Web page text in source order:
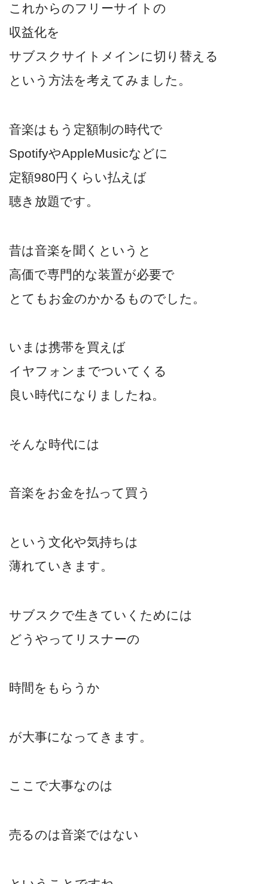
これからのフリーサイトの
収益化を
サブスクサイトメインに切り替える
という方法を考えてみました。
音楽はもう定額制の時代で
SpotifyやAppleMusicなどに
定額980円くらい払えば
聴き放題です。
昔は音楽を聞くというと
高価で専門的な装置が必要で
とてもお金のかかるものでした。
いまは携帯を買えば
イヤフォンまでついてくる
良い時代になりましたね。
そんな時代には
音楽をお金を払って買う
という文化や気持ちは
薄れていきます。
サブスクで生きていくためには
どうやってリスナーの
時間をもらうか
が大事になってきます。
ここで大事なのは
売るのは音楽ではない